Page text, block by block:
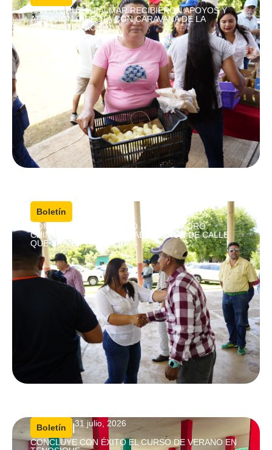
SANTA CRUZ Y PALMAR RECIBIERON APOYOS Y
ATENCIÓN DIRECTA CON CARAVANA DE LA
TRANSFORMACIÓN
Boletín
COMPROMISO CUMPLIDO EN CRISÓFORO
CHIÑAS; ENTREGAN REHABILITACIÓN DE CALLE
QUE TRANSFORMA VIDAS
Boletín |31 julio, 2026
CONCLUYE CON ÉXITO EL CURSO DE VERANO EN